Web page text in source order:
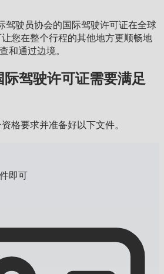
驾驶员协会的国际驾驶许可证在全球
您在整个行程的其他地方更顺畅地
和通过边境。
驾驶许可证需要满足
格要求并准备好以下文件。
即可